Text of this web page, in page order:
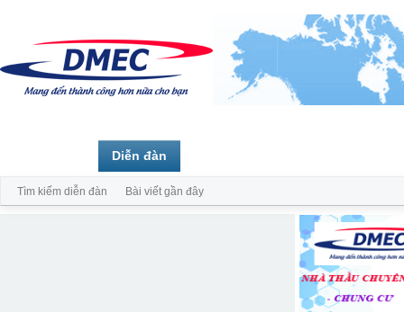
Diễn đàn
Tìm kiếm diễn đàn Bài viết gần đây